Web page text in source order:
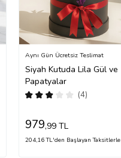
Siyah Kutuda Lila Gül ve
Papatyalar
(4)
Aynı Gün Ücretsiz Teslimat
979,99 TL
204,16 TL'den Başlayan Taksitlerle